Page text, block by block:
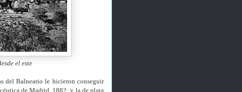
el este
del Balneario le hicieron conseguir
de Madrid, 1882; y la de plata